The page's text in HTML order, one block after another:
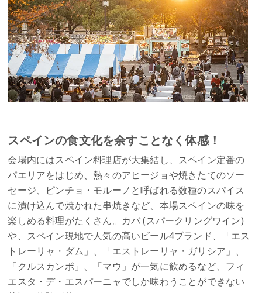
スペインの食文化を余すことなく体感！
会場内にはスペイン料理店が大集結し、スペイン定番の
パエリアをはじめ、熱々のアヒージョや焼きたてのソー
セージ、ピンチョ・モルーノと呼ばれる数種のスパイス
に漬け込んで焼かれた串焼きなど、本場スペインの味を
楽しめる料理がたくさん。カバ (スパークリングワイン)
や、スペイン現地で人気の高いビール4ブランド、「エス
トレーリャ・ダム」、「エストレーリャ・ガリシア」、
「クルスカンポ」、「マウ」が一気に飲めるなど、フィ
エスタ・デ・エスパーニャでしか味わうことができない